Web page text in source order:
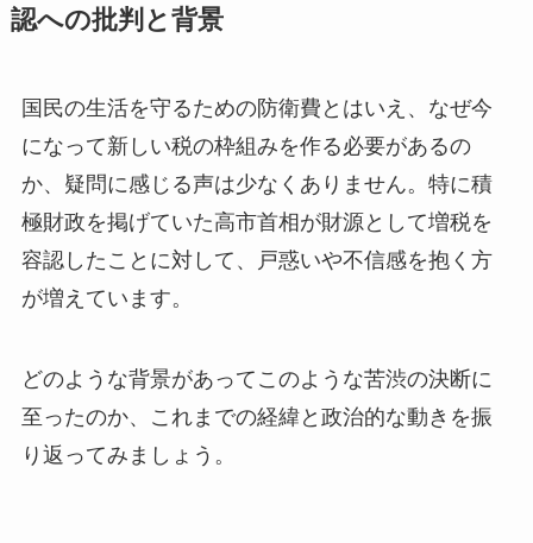
認への批判と背景
国民の生活を守るための防衛費とはいえ、なぜ今
になって新しい税の枠組みを作る必要があるの
か、疑問に感じる声は少なくありません。特に積
極財政を掲げていた高市首相が財源として増税を
容認したことに対して、戸惑いや不信感を抱く方
が増えています。
どのような背景があってこのような苦渋の決断に
至ったのか、これまでの経緯と政治的な動きを振
り返ってみましょう。